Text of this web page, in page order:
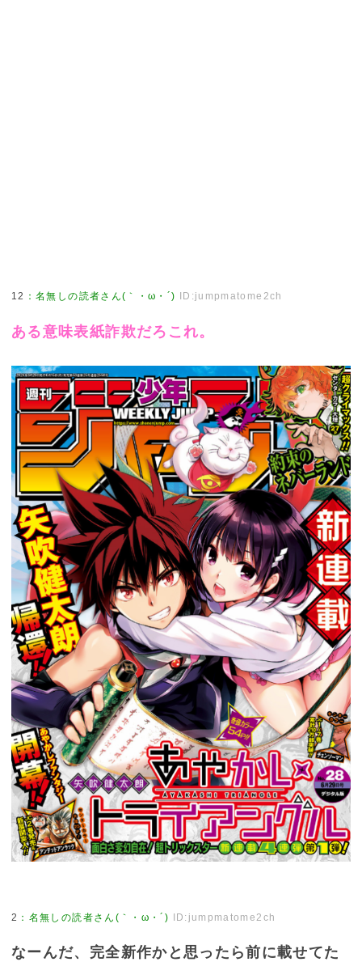
12 ：名無しの読者さん(｀・ω・´) ID:jumpmatome2ch
ある意味表紙詐欺だろこれ。
2 ： 名無しの読者さん(｀・ω・´) ID:jumpmatome2ch
なーんだ、完全新作かと思ったら前に載せてた